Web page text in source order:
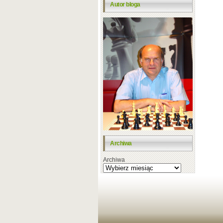
Autor bloga
Archiwa
Archiwa